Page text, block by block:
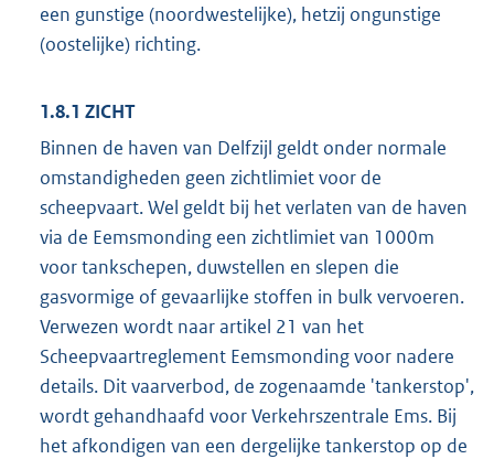
een gunstige (noordwestelijke), hetzij ongunstige
(oostelijke) richting.
1.8.1 ZICHT
Binnen de haven van Delfzijl geldt onder normale
omstandigheden geen zichtlimiet voor de
scheepvaart. Wel geldt bij het verlaten van de haven
via de Eemsmonding een zichtlimiet van 1000m
voor tankschepen, duwstellen en slepen die
gasvormige of gevaarlijke stoffen in bulk vervoeren.
Verwezen wordt naar artikel 21 van het
Scheepvaartreglement Eemsmonding voor nadere
details. Dit vaarverbod, de zogenaamde 'tankerstop',
wordt gehandhaafd voor Verkehrszentrale Ems. Bij
het afkondigen van een dergelijke tankerstop op de